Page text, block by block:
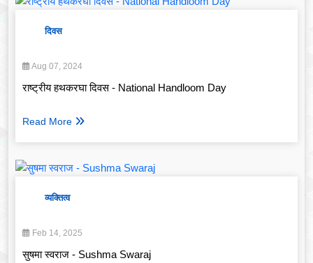
दिवस
Aug 07, 2024
राष्ट्रीय हथकरघा दिवस - National Handloom Day
Read More
व्यक्तित्व
Feb 14, 2025
सुषमा स्वराज - Sushma Swaraj